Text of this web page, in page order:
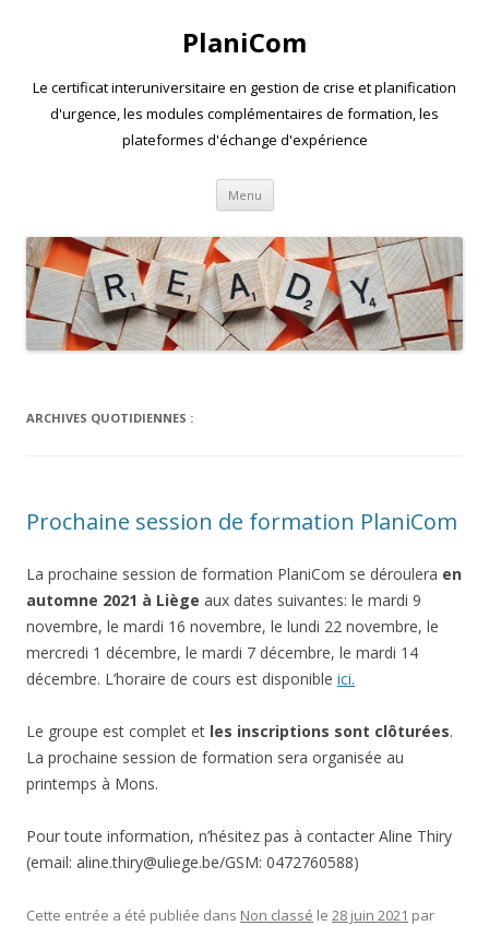
PlaniCom
Le certificat interuniversitaire en gestion de crise et planification
d'urgence, les modules complémentaires de formation, les
plateformes d'échange d'expérience
Menu Aller
contenu
ARCHIVES QUOTIDIENNES :
Prochaine session de formation PlaniCom
La prochaine session de formation PlaniCom se déroulera en
automne 2021 à Liège aux dates suivantes: le mardi 9
novembre, le mardi 16 novembre, le lundi 22 novembre, le
mercredi 1 décembre, le mardi 7 décembre, le mardi 14
décembre. L’horaire de cours est disponible ici.
Le groupe est complet et les inscriptions sont clôturées.
La prochaine session de formation sera organisée au
printemps à Mons.
Pour toute information, n’hésitez pas à contacter Aline Thiry
(email: aline.thiry@uliege.be/GSM: 0472760588)
Cette entrée a été publiée dans Non classé le 28 juin 2021 par